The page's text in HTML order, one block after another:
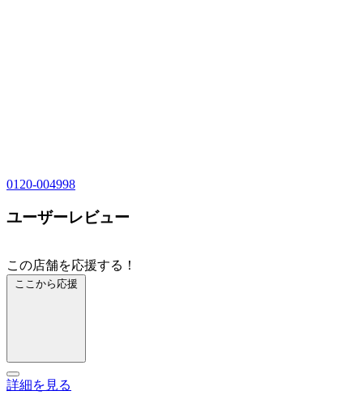
0120-004998
ユーザーレビュー
この店舗を応援する！
ここから応援
詳細を見る